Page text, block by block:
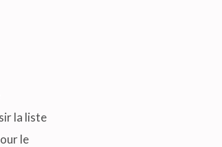
la liste
le